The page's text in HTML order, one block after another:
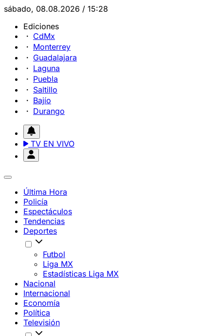
sábado, 08.08.2026 / 15:28
Ediciones
CdMx
Monterrey
Guadalajara
Laguna
Puebla
Saltillo
Bajío
Durango
TV EN VIVO
Última Hora
Policía
Espectáculos
Tendencias
Deportes
Futbol
Liga MX
Estadísticas Liga MX
Nacional
Internacional
Economía
Política
Televisión